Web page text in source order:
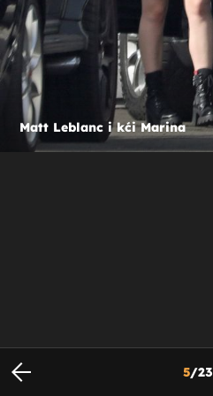
Matt Leblanc i kći Marina
5/23